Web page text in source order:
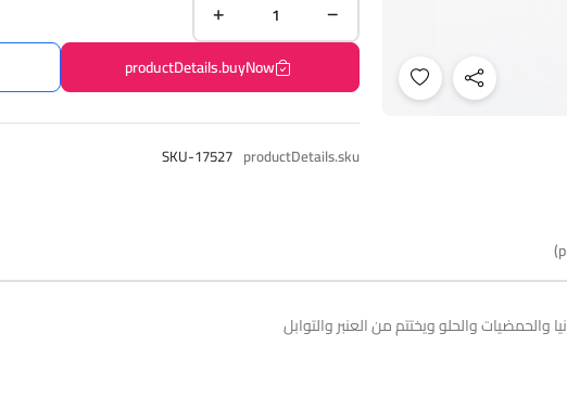
productDetails.buyNow
productDetails.sku
SKU-17527
والحمضيات والحلو ويختتم من العنبر والتوابل